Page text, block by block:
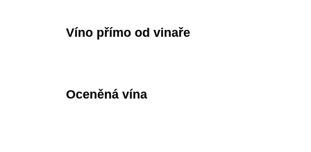
Víno přímo od vinaře
Oceněná vína